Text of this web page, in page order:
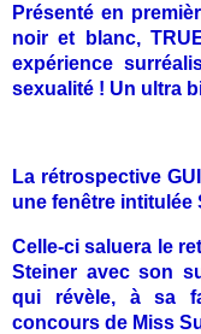
Présenté en
noir et blanc,
expérience
sexualité ! Un ultra
La rétrospective
une fenêtre intitulée
Celle-ci saluera le
Steiner avec son
qui révèle, à sa
concours de Miss